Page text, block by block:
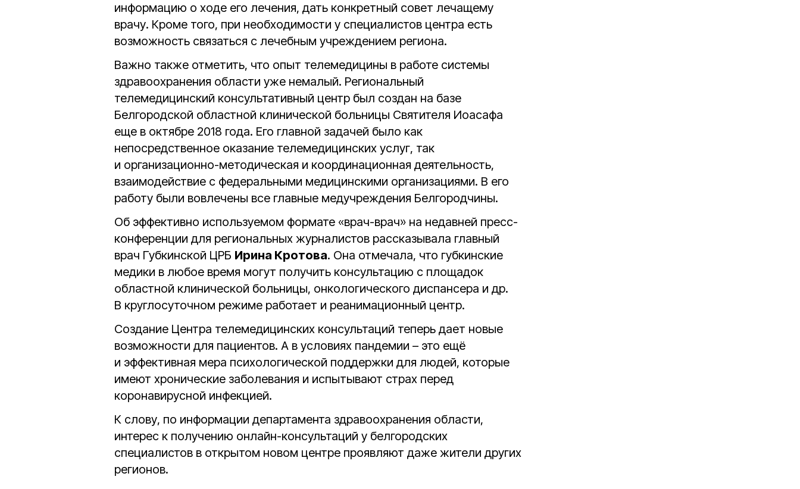
информацию о ходе его лечения, дать конкретный совет лечащему
врачу. Кроме того, при необходимости у специалистов центра есть
возможность связаться с лечебным учреждением региона.
Важно также отметить, что опыт телемедицины в работе системы
здравоохранения области уже немалый. Региональный
телемедицинский консультативный центр был создан на базе
Белгородской областной клинической больницы Святителя Иоасафа
еще в октябре 2018 года. Его главной задачей было как
непосредственное оказание телемедицинских услуг, так
и организационно-методическая и координационная деятельность,
взаимодействие с федеральными медицинскими организациями. В его
работу были вовлечены все главные медучреждения Белгородчины.
Об эффективно используемом формате «врач-врач» на недавней пресс-
конференции для региональных журналистов рассказывала главный
врач Губкинской ЦРБ Ирина Кротова. Она отмечала, что губкинские
медики в любое время могут получить консультацию с площадок
областной клинической больницы, онкологического диспансера и др.
В круглосуточном режиме работает и реанимационный центр.
Создание Центра телемедицинских консультаций теперь дает новые
возможности для пациентов. А в условиях пандемии – это ещё
и эффективная мера психологической поддержки для людей, которые
имеют хронические заболевания и испытывают страх перед
коронавирусной инфекцией.
К слову, по информации департамента здравоохранения области,
интерес к получению онлайн-консультаций у белгородских
специалистов в открытом новом центре проявляют даже жители других
регионов.